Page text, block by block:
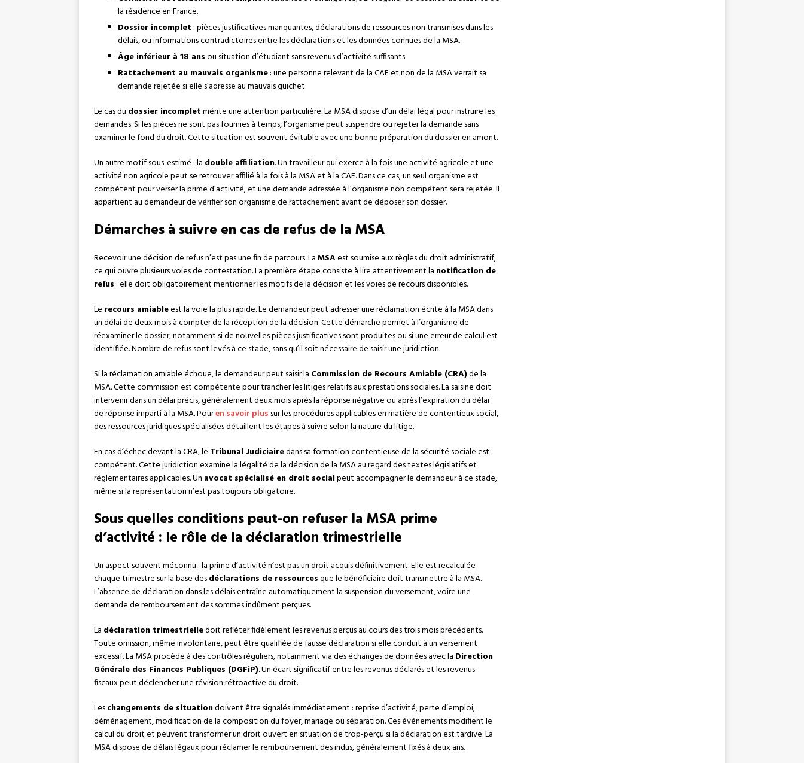
la résidence en France.
Dossier incomplet : pièces justificatives manquantes, déclarations de ressources non transmises dans les
délais, ou informations contradictoires entre les déclarations et les données connues de la MSA.
Âge inférieur à 18 ansou situation d’étudiant sans revenus d’activité suffisants.
Rattachement au mauvais organisme: une personne relevant de la CAF et non de la MSA verrait sa
demande rejetée si elle s’adresse au mauvais guichet.
Le cas du dossier incompletmérite une attention particulière. La MSA dispose d’un délai légal pour instruire les
demandes. Si les pièces ne sont pas fournies à temps, l’organisme peut suspendre ou rejeter la demande sans
examiner le fond du droit. Cette situation est souvent évitable avec une bonne préparation du dossier en amont.
Un autre motif sous-estimé : la double affiliation. Un travailleur qui exerce à la fois une activité agricole et une
activité non agricole peut se retrouver affilié à la fois à la MSA et à la CAF. Dans ce cas, un seul organisme est
compétent pour verser la prime d’activité, et une demande adressée à l’organisme non compétent sera rejetée. Il
appartient au demandeur de vérifier son organisme de rattachement avant de déposer son dossier.
Démarches à suivre en cas de refus de la MSA
Recevoir une décision de refus n’est pas une fin de parcours. LaMSAest soumise aux règles du droit administratif,
ce qui ouvre plusieurs voies de contestation. La première étape consiste à lire attentivement la notification de
refus : elle doit obligatoirement mentionner les motifs de la décision et les voies de recours disponibles.
Le recours amiableest la voie la plus rapide. Le demandeur peut adresser une réclamation écrite à la MSA dans
un délai de deux mois à compter de la réception de la décision. Cette démarche permet à l’organisme de
réexaminer le dossier, notamment si de nouvelles pièces justificatives sont produites ou si une erreur de calcul est
identifiée. Nombre de refus sont levés à ce stade, sans qu’il soit nécessaire de saisir une juridiction.
Si la réclamation amiable échoue, le demandeur peut saisir la Commission de Recours Amiable (CRA)de la
MSA. Cette commission est compétente pour trancher les litiges relatifs aux prestations sociales. La saisine doit
intervenir dans un délai précis, généralement deux mois après la réponse négative ou après l’expiration du délai
de réponse imparti à la MSA. Pouren savoir plus sur les procédures applicables en matière de contentieux social,
des ressources juridiques spécialisées détaillent les étapes à suivre selon la nature du litige.
En cas d’échec devant la CRA, le Tribunal Judiciairedans sa formation contentieuse de la sécurité sociale est
compétent. Cette juridiction examine la légalité de la décision de la MSA au regard des textes législatifs et
réglementaires applicables. Un avocat spécialisé en droit socialpeut accompagner le demandeur à ce stade,
même si la représentation n’est pas toujours obligatoire.
Sous quelles conditions peut-on refuser la MSA prime
d’activité : le rôle de la déclaration trimestrielle
Un aspect souvent méconnu : la prime d’activité n’est pas un droit acquis définitivement. Elle est recalculée
chaque trimestre sur la base desdéclarations de ressourcesque le bénéficiaire doit transmettre à la MSA.
L’absence de déclaration dans les délais entraîne automatiquement la suspension du versement, voire une
demande de remboursement des sommes indûment perçues.
La déclaration trimestrielledoit refléter fidèlement les revenus perçus au cours des trois mois précédents.
Toute omission, même involontaire, peut être qualifiée de fausse déclaration si elle conduit à un versement
excessif. La MSA procède à des contrôles réguliers, notamment via des échanges de données avec la Direction
Générale des Finances Publiques (DGFiP). Un écart significatif entre les revenus déclarés et les revenus
fiscaux peut déclencher une révision rétroactive du droit.
Leschangements de situationdoivent être signalés immédiatement : reprise d’activité, perte d’emploi,
déménagement, modification de la composition du foyer, mariage ou séparation. Ces événements modifient le
calcul du droit et peuvent transformer un droit ouvert en situation de trop-perçu si la déclaration est tardive. La
MSA dispose de délais légaux pour réclamer le remboursement des indus, généralement fixés à deux ans.